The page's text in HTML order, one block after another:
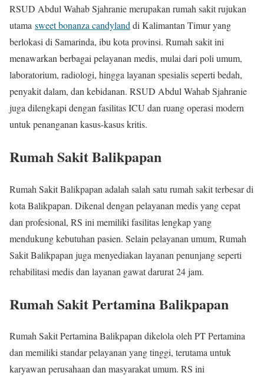
RSUD Abdul Wahab Sjahranie merupakan rumah sakit rujukan
utama sweet bonanza candyland di Kalimantan Timur yang
berlokasi di Samarinda, ibu kota provinsi. Rumah sakit ini
menawarkan berbagai pelayanan medis, mulai dari poli umum,
laboratorium, radiologi, hingga layanan spesialis seperti bedah,
penyakit dalam, dan kebidanan. RSUD Abdul Wahab Sjahranie
juga dilengkapi dengan fasilitas ICU dan ruang operasi modern
untuk penanganan kasus-kasus kritis.
Rumah Sakit Balikpapan
Rumah Sakit Balikpapan adalah salah satu rumah sakit terbesar di
kota Balikpapan. Dikenal dengan pelayanan medis yang cepat
dan profesional, RS ini memiliki fasilitas lengkap yang
mendukung kebutuhan pasien. Selain pelayanan umum, Rumah
Sakit Balikpapan juga menyediakan layanan penunjang seperti
rehabilitasi medis dan layanan gawat darurat 24 jam.
Rumah Sakit Pertamina Balikpapan
Rumah Sakit Pertamina Balikpapan dikelola oleh PT Pertamina
dan memiliki standar pelayanan yang tinggi, terutama untuk
karyawan perusahaan dan masyarakat umum. RS ini